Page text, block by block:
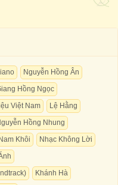
Nguyễn Hồng Ân
Hồng Ngọc
Việt Nam
Lệ Hằng
Hồng Nhung
Nam Khôi
Nhạc Không Lời
Khánh Hà